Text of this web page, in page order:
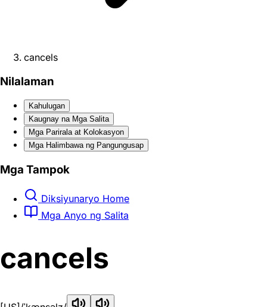
cancels
Nilalaman
Kahulugan
Kaugnay na Mga Salita
Mga Parirala at Kolokasyon
Mga Halimbawa ng Pangungusap
Mga Tampok
Diksiyunaryo Home
Mga Anyo ng Salita
cancels